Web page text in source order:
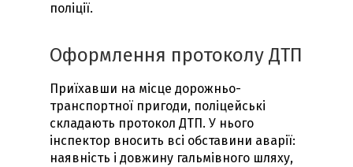
поліції.
Оформлення протоколу ДТП
Приїхавши на місце дорожньо-
транспортної пригоди, поліцейські
складають протокол ДТП. У нього
інспектор вносить всі обставини аварії:
наявність і довжину гальмівного шляху,